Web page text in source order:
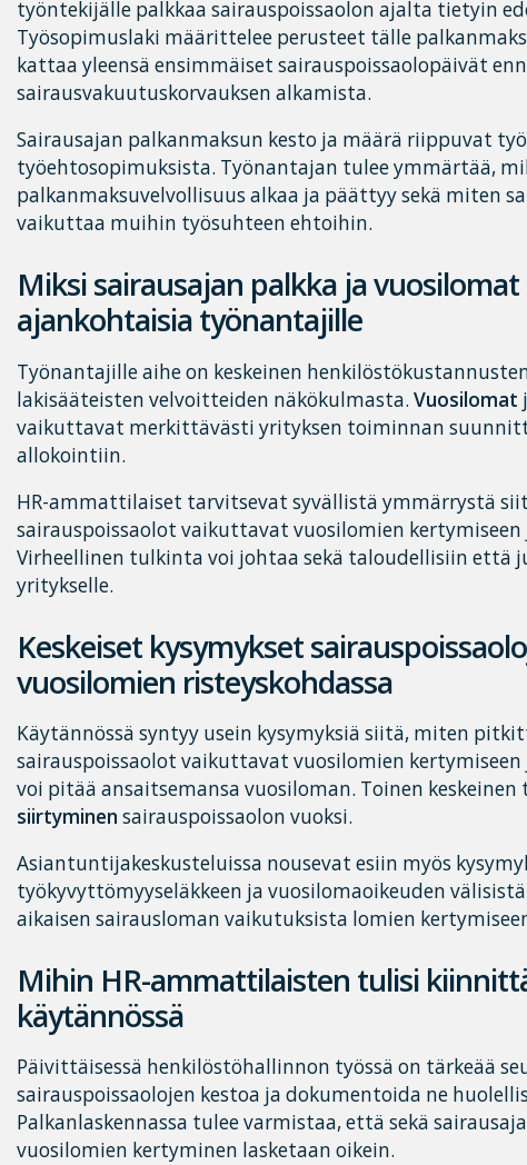
työntekijälle palkkaa sairauspoissaolon ajalta tietyin
Työsopimuslaki määrittelee perusteet tälle
kattaa yleensä ensimmäiset sairauspoissaolopäivät
sairausvakuutuskorvauksen alkamista.
Sairausajan palkanmaksun kesto ja määrä riippuvat
työehtosopimuksista. Työnantajan tulee ymmärtää,
palkanmaksuvelvollisuus alkaa ja päättyy sekä miten
vaikuttaa muihin työsuhteen ehtoihin.
Miksi sairausajan palkka ja
ajankohtaisia työnantajille
Työnantajille aihe on keskeinen
lakisääteisten velvoitteiden näkökulmasta. Vuosilomat
vaikuttavat merkittävästi yrityksen toiminnan
allokointiin.
HR-ammattilaiset tarvitsevat syvällistä ymmärrystä
sairauspoissaolot vaikuttavat vuosilomien
Virheellinen tulkinta voi johtaa sekä taloudellisiin että
yritykselle.
Keskeiset kysymykset
vuosilomien risteyskohdassa
Käytännössä syntyy usein kysymyksiä siitä, miten
sairauspoissaolot vaikuttavat vuosilomien
voi pitää ansaitsemansa vuosiloman. Toinen keskeinen
siirtyminen sairauspoissaolon vuoksi.
Asiantuntijakeskusteluissa nousevat esiin myös
työkyvyttömyyseläkkeen ja vuosilomaoikeuden
aikaisen sairausloman vaikutuksista lomien
Mihin HR-ammattilaisten tulisi
käytännössä
Päivittäisessä henkilöstöhallinnon työssä on tärkeää
sairauspoissaolojen kestoa ja dokumentoida ne
Palkanlaskennassa tulee varmistaa, että sekä
vuosilomien kertyminen lasketaan oikein.